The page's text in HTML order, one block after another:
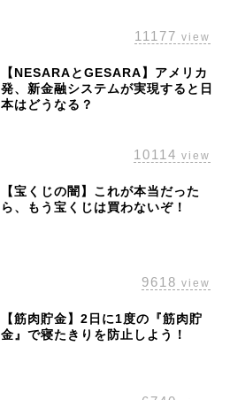
11177 view
【NESARAとGESARA】アメリカ
発、新金融システムが実現すると日
本はどうなる？
10114 view
【宝くじの闇】これが本当だった
ら、もう宝くじは買わないぞ！
9618 view
【筋肉貯金】2日に1度の『筋肉貯
金』で寝たきりを防止しよう！
配当金